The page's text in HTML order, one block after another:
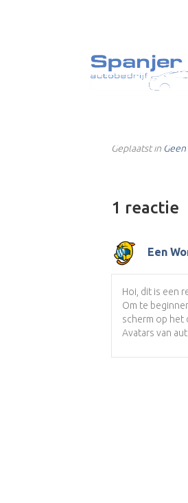
Door
Geplaatst in
1 reactie
Een
Hoi, dit is een
Om te
scherm op het
Avatars van